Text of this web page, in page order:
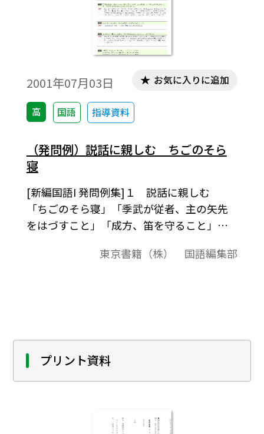
2001年07月03日
高 国語 指導資料
お気に入りに追加
（発問例）説話に親しむ ちごのそら
寝
[新編国語I 発問例集]１ 説話に親しむ
「ちごのそら寝」「季武が従者、主の矢先
をはづすこと」「成方、笛を守ること」
の中での発問の例として、またテスト問題
してご活用ください｡
東京書籍（株） 国語編集部
プリント資料